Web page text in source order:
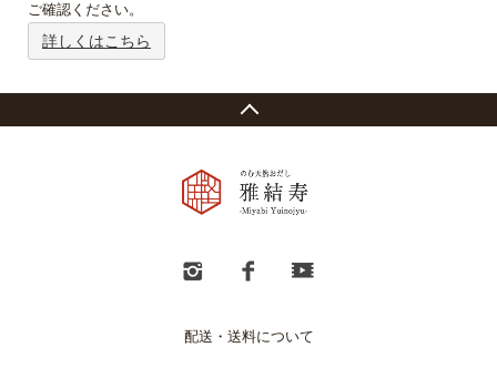
ご確認ください。
詳しくはこちら
配送・送料について